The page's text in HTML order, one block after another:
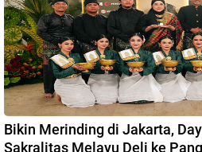
Bikin Merinding di Jakarta,
Sakralitas Melayu Deli ke